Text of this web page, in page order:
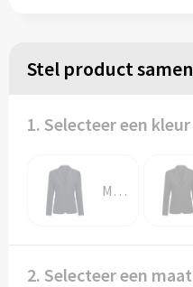
Stel product samen
1. Selecteer een kleur
Marine
2. Selecteer een maat